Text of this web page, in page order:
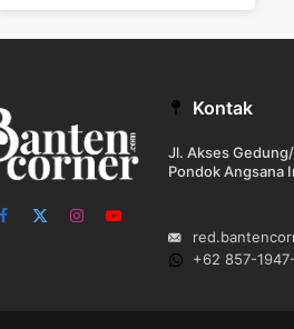
Facebook
X
InstagramYouTube
Kontak
Jl. Akses
Pondok Angsana
+62 857-